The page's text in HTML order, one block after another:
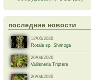
последние новости
12/05/2026
Rotala sp. Shimoga
26/04/2026
Vallisneria Triptera
26/04/2026